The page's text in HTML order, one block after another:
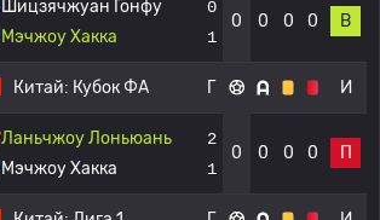
Шицзячжуан Гонфу
Мэчжоу Хакка
0
1
0 0 0 0 В
Китай: Кубок ФА Г И
Ланьчжоу Лоньюань
Мэчжоу Хакка
2
1
0 0 0 0 П